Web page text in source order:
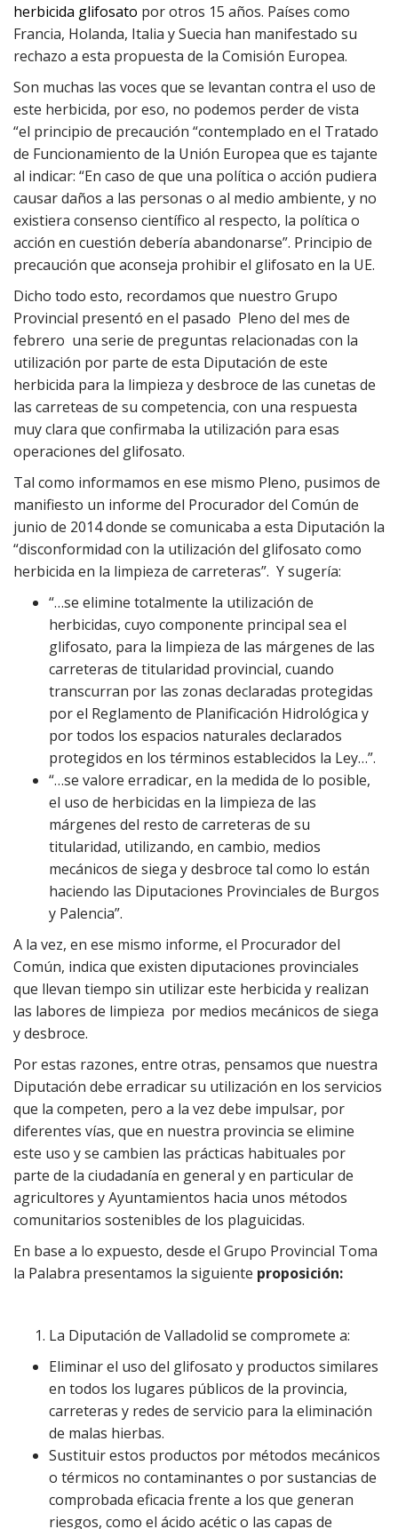
herbicida glifosato por otros 15 años. Países como
Francia, Holanda, Italia y Suecia han manifestado su
rechazo a esta propuesta de la Comisión Europea.
Son muchas las voces que se levantan contra el uso de
este herbicida, por eso, no podemos perder de vista
“el principio de precaución “contemplado en el Tratado
de Funcionamiento de la Unión Europea que es tajante
al indicar: “En caso de que una política o acción pudiera
causar daños a las personas o al medio ambiente, y no
existiera consenso científico al respecto, la política o
acción en cuestión debería abandonarse”. Principio de
precaución que aconseja prohibirel glifosato en la UE.
Dicho todo esto, recordamos que nuestro Grupo
Provincial presentó en el pasado Pleno del mes de
febrero una serie de preguntas relacionadas con la
utilización por parte de esta Diputación de este
herbicida para la limpieza y desbroce de las cunetas de
las carreteas de su competencia, con una respuesta
muy clara que confirmaba la utilización para esas
operaciones del glifosato.
Tal como informamos en ese mismo Pleno, pusimos de
manifiesto un informe del Procurador del Común de
junio de 2014 donde se comunicaba a esta Diputación la
“disconformidad con la utilización del glifosato como
herbicida en la limpieza de carreteras”. Y sugería:
“…se elimine totalmente la utilización de
herbicidas, cuyo componente principal sea el
glifosato, para la limpieza de las márgenes de las
carreteras de titularidad provincial, cuando
transcurran por las zonas declaradas protegidas
por el Reglamento de Planificación Hidrológica y
por todos los espacios naturales declarados
protegidos en los términos establecidos la Ley…”.
“…se valore erradicar, en la medida de lo posible,
el uso de herbicidas en la limpieza de las
márgenes del resto de carreteras de su
titularidad, utilizando, en cambio, medios
mecánicos de siega y desbroce tal como lo están
haciendo las Diputaciones Provinciales de Burgos
y Palencia”.
A la vez, en ese mismo informe, el Procurador del
Común, indica que existen diputaciones provinciales
que llevan tiempo sin utilizar este herbicida y realizan
las labores de limpieza por medios mecánicos de siega
y desbroce.
Por estas razones, entre otras, pensamos que nuestra
Diputación debe erradicar su utilización en los servicios
que la competen, pero a la vez debe impulsar, por
diferentes vías, que en nuestra provincia se elimine
este uso y se cambien las prácticas habituales por
parte de la ciudadanía en general y en particular de
agricultores y Ayuntamientos hacia unos métodos
comunitarios sostenibles de los plaguicidas.
En base a lo expuesto, desde el Grupo Provincial Toma
la Palabra presentamos la siguiente proposición:
La Diputación de Valladolid se compromete a:
Eliminar el uso del glifosato y productos similares
en todos los lugares públicos de la provincia,
carreteras y redes de servicio para la eliminación
de malas hierbas.
Sustituir estos productos por métodos mecánicos
o térmicos no contaminantes o por sustancias de
comprobada eficacia frente a los que generan
riesgos, como el ácido acétic o las capas de